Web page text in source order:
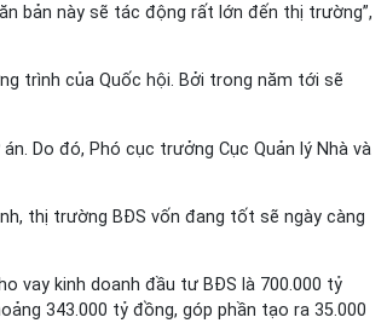
bản này sẽ tác động rất lớn đến thị trường”,
trình của Quốc hội. Bởi trong năm tới sẽ
Do đó, Phó cục trưởng Cục Quản lý Nhà và
thị trường BĐS vốn đang tốt sẽ ngày càng
vay kinh doanh đầu tư BĐS là 700.000 tỷ
343.000 tỷ đồng, góp phần tạo ra 35.000